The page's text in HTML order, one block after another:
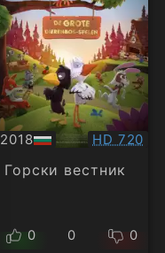
2018
БГ
аудио
Качество:
HD 720
Горски вестник
0 0 0